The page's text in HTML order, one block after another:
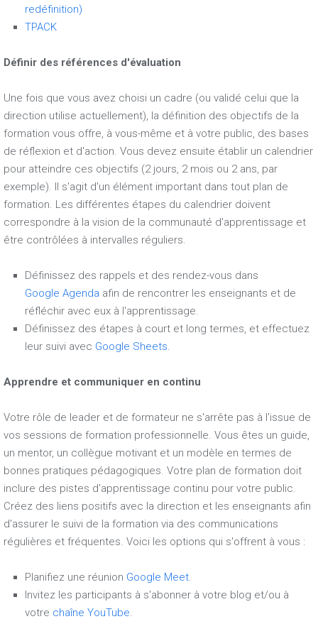
redéfinition)
TPACK
Définir des références d'évaluation
Une fois que vous avez choisi un cadre (ou validé celui que la
direction utilise actuellement), la définition des objectifs de la
formation vous offre, à vous-même et à votre public, des bases
de réflexion et d'action. Vous devez ensuite établir un calendrier
pour atteindre ces objectifs (2 jours, 2 mois ou 2 ans, par
exemple). Il s'agit d'un élément important dans tout plan de
formation. Les différentes étapes du calendrier doivent
correspondre à la vision de la communauté d'apprentissage et
être contrôlées à intervalles réguliers.
Définissez des rappels et des rendez-vous dans
Google Agenda afin de rencontrer les enseignants et de
réfléchir avec eux à l'apprentissage.
Définissez des étapes à court et long termes, et effectuez
leur suivi avec Google Sheets.
Apprendre et communiquer en continu
Votre rôle de leader et de formateur ne s'arrête pas à l'issue de
vos sessions de formation professionnelle. Vous êtes un guide,
un mentor, un collègue motivant et un modèle en termes de
bonnes pratiques pédagogiques. Votre plan de formation doit
inclure des pistes d'apprentissage continu pour votre public.
Créez des liens positifs avec la direction et les enseignants afin
d'assurer le suivi de la formation via des communications
régulières et fréquentes. Voici les options qui s'offrent à vous :
Planifiez une réunion Google Meet.
Invitez les participants à s'abonner à votre blog et/ou à
votre chaîne YouTube.